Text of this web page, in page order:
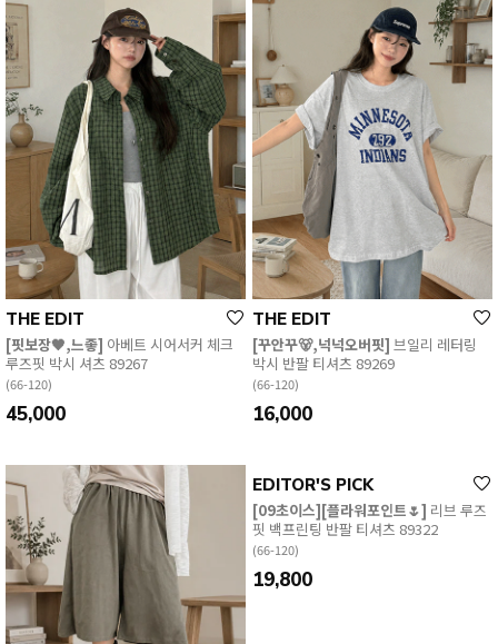
English
日本語
繁體中文
THE EDIT
[핏보장🖤,느좋] 아베트 시어서커 체크
루즈핏 박시 셔츠 89267
(66-120)
45,000
THE EDIT
[꾸안꾸🐻,넉넉오버핏] 브일리 레터링
박시 반팔 티셔츠 89269
(66-120)
16,000